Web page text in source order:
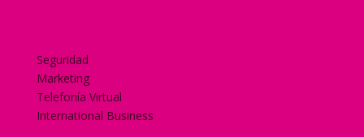
Seguridad
Marketing
Telefonía Virtual
International Business